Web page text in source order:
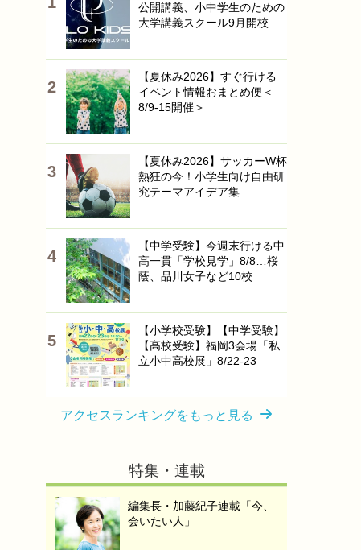
公開講義、小中学生のための
大学講義スクール9月開校
【夏休み2026】すぐ行ける
イベント情報おまとめ便＜
8/9-15開催＞
【夏休み2026】サッカーW杯
熱狂の今！小学生向け自由研
究テーマアイデア集
【中学受験】今週末行ける中
高一貫「学校見学」8/8…桜
蔭、品川女子など10校
【小学校受験】【中学受験】
【高校受験】福岡3会場「私
立小中高校展」8/22-23
アクセスランキングをもっと見る
特集・連載
編集長・加藤紀子連載「今、
会いたい人」